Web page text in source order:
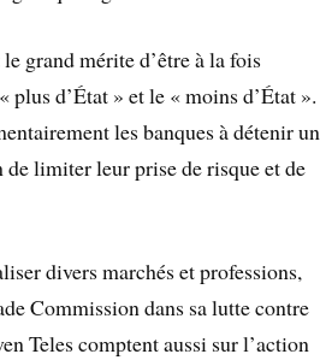
grand mérite d’être à la fois
d’État » et le « moins d’État ».
les banques à détenir un
de limiter leur prise de risque et de
divers marchés et professions,
Commission dans sa lutte contre
Teles comptent aussi sur l’action